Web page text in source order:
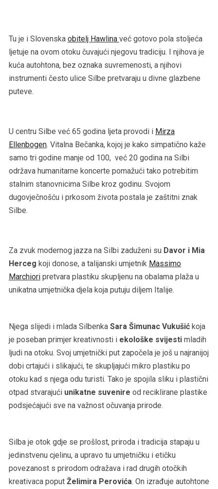
Tu je i Slovenska obitelj Hawlina već gotovo pola stoljeća
ljetuje na ovom otoku čuvajući njegovu tradiciju. I njihova je
kuća autohtona, bez oznaka suvremenosti, a njihovi
instrumenti često ulice Silbe pretvaraju u divne glazbene
puteve.
U centru Silbe već 65 godina ljeta provodi i Mirza
Ellenbogen. Vitalna Bečanka, kojoj je kako simpatično kaže
samo tri godine manje od 100, već 20 godina na Silbi
održava humanitarne koncerte pomažući tako potrebitim
stalnim stanovnicima Silbe kroz godinu. Svojom
dugovječnošću i prkosom života postala je zaštitni znak
Silbe.
Za zvuk modernog jazza na Silbi zaduženi su Davor i Mia
Herceg koji donose, a talijanski umjetnik Massimo
Marchioripretvara plastiku skupljenu na obalama plaža u
unikatna umjetnička djela koja putuju diljem Italije.
Njega slijedi i mlada Silbenka Sara Šimunac Vukušićkoja
je poseban primjer kreativnosti i ekološke svijestimladih
ljudi na otoku. Svoj umjetnički put započela je još u najranijoj
dobi crtajući i slikajući, te skupljajući mikro plastiku po
otoku kad s njega odu turisti. Tako je spojila sliku i plastični
otpad stvarajući unikatne suvenire od reciklirane plastike
podsjećajući sve na važnost očuvanja prirode.
Silba je otok gdje se prošlost, priroda i tradicija stapaju u
jedinstvenu cjelinu, a upravo tu umjetničku i etičku
povezanost s prirodom odražava i rad drugih otočkih
kreativaca poput Želimira Perovića. On izrađuje autohtone